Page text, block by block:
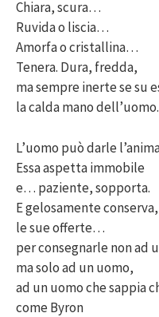
Chiara, scura…
Ruvida o liscia…
Amorfa o cristallina…
Tenera. Dura, fredda,
ma sempre inerte se su
la calda mano dell’uomo.
L’uomo può darle
Essa aspetta immobile
e… paziente, sopporta.
E gelosamente
le sue offerte…
per consegnarle non ad
ma solo ad un uomo,
ad un uomo che sappia
come Byron